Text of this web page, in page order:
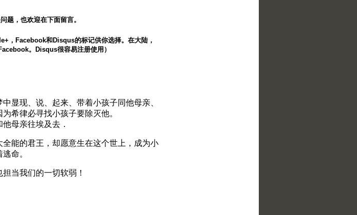
题，也欢迎在下面留言。
，Facebook和Disqus的标记供你选择。在大陆，
。Disqus很容易注册使用）